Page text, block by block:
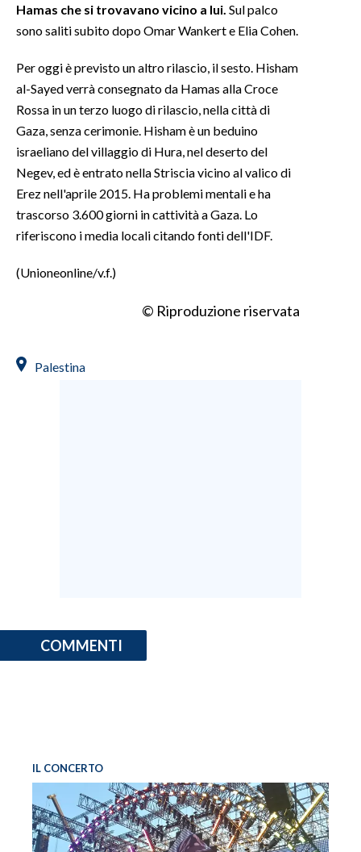
Hamas che si trovavano vicino a lui. Sul palco
sono saliti subito dopo Omar Wankert e Elia Cohen.
Per oggi è previsto un altro rilascio, il sesto. Hisham
al-Sayed verrà consegnato da Hamas alla Croce
Rossa in un terzo luogo di rilascio, nella città di
Gaza, senza cerimonie. Hisham è un beduino
israeliano del villaggio di Hura, nel deserto del
Negev, ed è entrato nella Striscia vicino al valico di
Erez nell'aprile 2015. Ha problemi mentali e ha
trascorso 3.600 giorni in cattività a Gaza. Lo
riferiscono i media locali citando fonti dell'IDF.
(Unioneonline/v.f.)
© Riproduzione riservata
Palestina
COMMENTI
IL CONCERTO